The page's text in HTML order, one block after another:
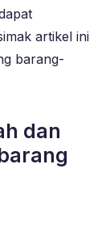
artikel ini
barang-
dan